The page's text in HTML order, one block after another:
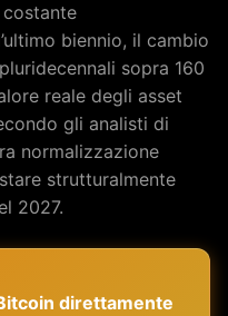
biennio, il cambio
sopra 160
reale degli asset
gli analisti di
normalizzazione
strutturalmente
2027.
direttamente